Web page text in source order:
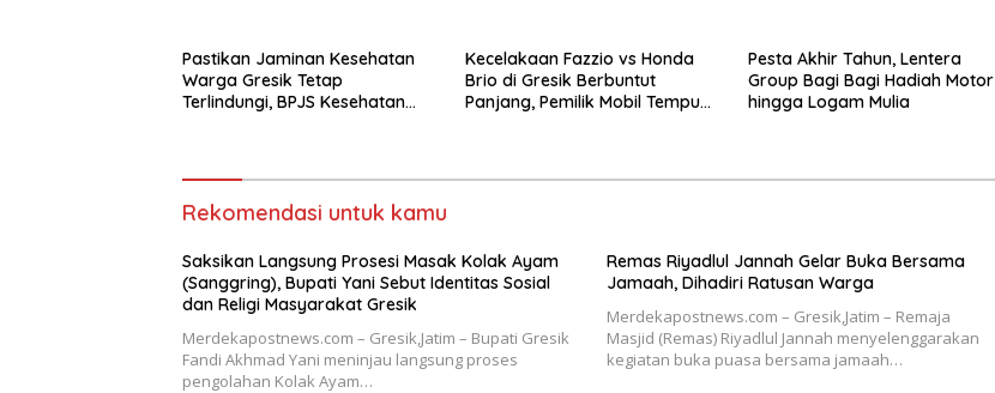
Pastikan Jaminan Kesehatan
Warga Gresik Tetap
Terlindungi, BPJS Kesehatan
Kecelakaan Fazzio vs Honda
Brio di Gresik Berbuntut
Panjang, Pemilik Mobil Tempuh
Pesta Akhir Tahun, Lentera
Group Bagi Bagi Hadiah Motor
hingga Logam Mulia
Rekomendasi untuk kamu
Saksikan Langsung Prosesi Masak Kolak Ayam
(Sanggring), Bupati Yani Sebut Identitas Sosial
dan Religi Masyarakat Gresik
Merdekapostnews.com – Gresik,Jatim – Bupati Gresik
Fandi Akhmad Yani meninjau langsung proses
pengolahan Kolak Ayam…
Remas Riyadlul Jannah Gelar Buka Bersama
Jamaah, Dihadiri Ratusan Warga
Merdekapostnews.com – Gresik,Jatim – Remaja
Masjid (Remas) Riyadlul Jannah menyelenggarakan
kegiatan buka puasa bersama jamaah…